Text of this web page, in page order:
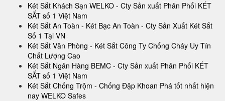
Két Sắt Khách Sạn WELKO - Cty Sản xuất Phân Phối KÉT
SẮT số 1 Việt Nam
Két Sắt An Toàn - Két Bạc An Toàn - Cty Sản Xuất Két Sắt
Số 1 Tại VN
Két Sắt Văn Phòng - Két Sắt Công Ty Chống Cháy Uy Tín
Chất Lượng Cao
Két Sắt Ngân Hàng BEMC - Cty Sản xuất Phân Phối KÉT
SẮT số 1 Việt Nam
Két Sắt Chống Trộm - Chống Đập Khoan Phá tốt nhất hiện
nay WELKO Safes